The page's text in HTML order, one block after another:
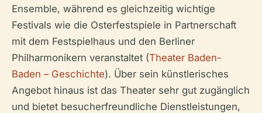
Ensemble, während es gleichzeitig wichtige
Festivals wie die Osterfestspiele in Partnerschaft
mit dem Festspielhaus und den Berliner
Philharmonikern veranstaltet (Theater Baden-
Baden – Geschichte). Über sein künstlerisches
Angebot hinaus ist das Theater sehr gut zugänglich
und bietet besucherfreundliche Dienstleistungen,